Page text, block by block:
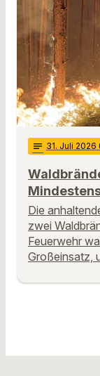
notes 31. Juli 2026
Die
zwei
Feuerwehr
Großeinsatz,